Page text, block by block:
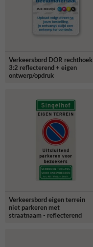
Verkeersbord DOR rechthoek
3:2 reflecterend + eigen
ontwerp/opdruk
Verkeersbord eigen terrein
niet parkeren met
straatnaam - reflecterend